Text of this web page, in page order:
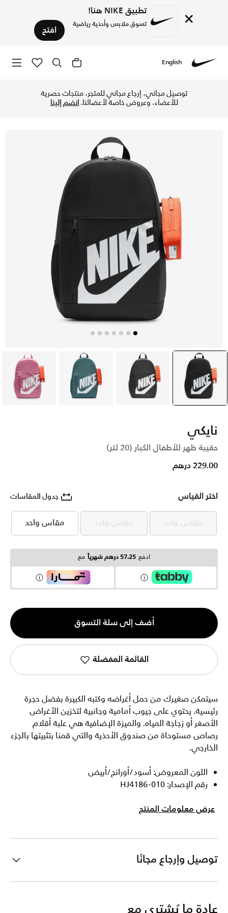
× تطبيق NIKE هنا!
تسوق ملابس وأحذية رياضية افتح
English
توصيل مجاني، إرجاع مجاني للمتجر، منتجات حصرية
للأعضاء، وعروض خاصة لأعضائنا.انضم إلينا
selected
أسود رمادي أخضر وردي
نايكي
حقيبة ظهر للأطفال الكبار (20 لتر)
229.00 درهم
اختر القياس جدول المقاسات
مقاس واحد
مقاس واحد مقاس واحد
مقاس واحد مقاس واحد
مقاس واحد
ادفع 57.25 درهم شهرياً مع
الكمية
1
أضف إلى سلة التسوق
القائمة المفضلة
سيتمكن صغيرك من حمل أغراضه وكتبه الكبيرة بفضل حجرة
رئيسية. يحتوي على جيوب أمامية وجانبية لتخزين الأغراض
الأصغر أو زجاجة المياه. والميزة الإضافية هي علبة أقلام
رصاص مستوحاة من صندوق الأحذية والتي قمنا بتثبيتها بالجزء
الخارجي.
اللون المعروض: أسود/أورانج/أبيض
رقم الإصدار: HJ4186-010
عرض معلومات المنتج
توصيل وإرجاع مجانًا